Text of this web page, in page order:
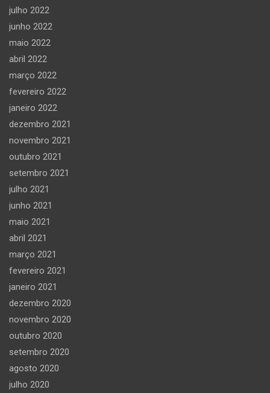
julho 2022
junho 2022
maio 2022
abril 2022
março 2022
fevereiro 2022
janeiro 2022
dezembro 2021
novembro 2021
outubro 2021
setembro 2021
julho 2021
junho 2021
maio 2021
abril 2021
março 2021
fevereiro 2021
janeiro 2021
dezembro 2020
novembro 2020
outubro 2020
setembro 2020
agosto 2020
julho 2020